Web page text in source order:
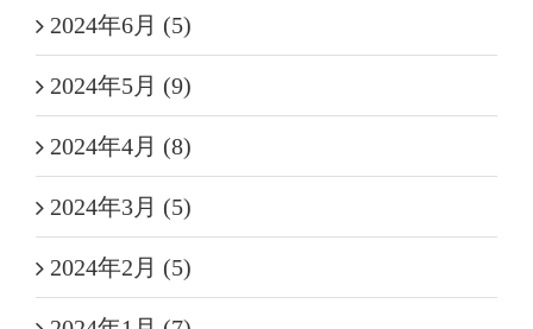
2024年6月 (5)
2024年5月 (9)
2024年4月 (8)
2024年3月 (5)
2024年2月 (5)